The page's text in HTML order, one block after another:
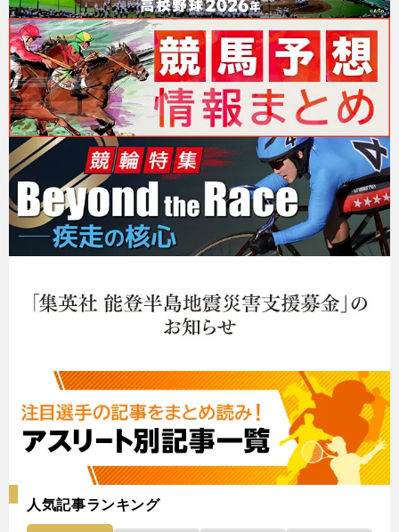
人気記事ランキング